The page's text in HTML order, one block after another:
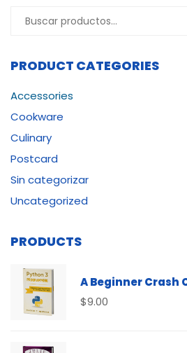
Buscar
PRODUCT CATEGORIES
Accessories
Cookware
Culinary
Postcard
Sin categorizar
Uncategorized
PRODUCTS
A Beginner Crash
$9.00